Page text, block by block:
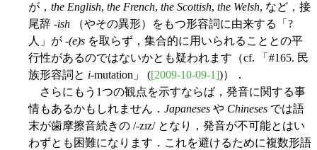
が， the English, the French, the Scottish, the Welsh, など，接
尾辞 -ish （やその異形）をもつ形容詞に由来する「?
人」が -(e)s を取らず，集合的に用いられることとの平
行性があるのではないかとも疑われます（cf. 「#165. 民
族形容詞と i-mutation」 ([2009-10-09-1])）．
さらにもう1つの観点を示すならば，発音に関する事
情もあるかもしれません． Japaneses や Chineses では語
末が歯摩擦音続きの /-zɪz/ となり，発音が不可能とはい
わずとも困難になります．これを避けるために複数形語